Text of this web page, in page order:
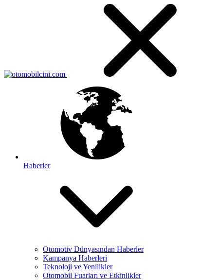
Haberler
Otomotiv Dünyasından Haberler
Kampanya Haberleri
Teknoloji ve Yenilikler
Otomobil Fuarları ve Etkinlikler